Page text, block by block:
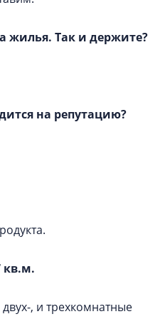
жилья. Так и держите?
на репутацию?
кв.м.
, и трехкомнатные